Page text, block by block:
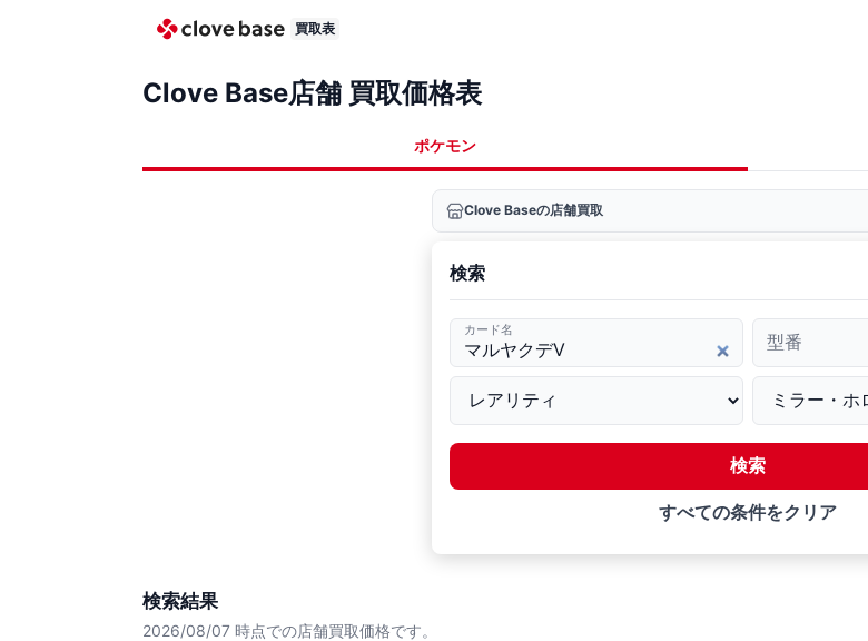
買取表
Clove Base店舗 買取価格表
ポケモン
Clove Baseの店舗買取
検索
カード名
型番
検索
すべての条件をクリア
検索結果
2026/08/07 時点での店舗買取価格です。